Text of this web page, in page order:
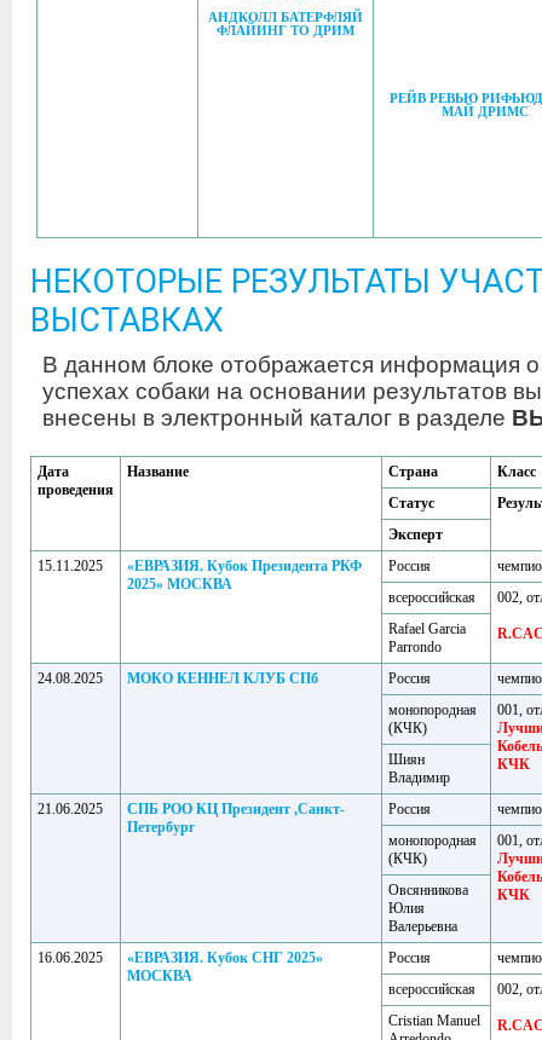
АНДКОЛЛ БАТЕРФЛЯЙ
ФЛАЙИНГ ТО ДРИМ
РЕЙВ РЕВЬЮ
МАЙ ДРИМС
НЕКОТОРЫЕ РЕЗУЛЬТАТЫ
ВЫСТАВКАХ
В данном блоке отображается информация
успехах собаки на основании результатов
внесены в электронный каталог в разделе
Дата
проведения
Название Страна
Класс
Статус
Эксперт
15.11.2025
«ЕВРАЗИЯ. Кубок Президента РКФ
2025» МОСКВА
Россия
всероссийская
002,
Rafael Garcia
Parrondo
24.08.2025
МОКО КЕННЕЛ КЛУБ СПб Россия
монопородная
(КЧК)
001,
КЧК
Шиян
Владимир
21.06.2025
СПБ РОО КЦ Президент ,Санкт-
Петербург
Россия
монопородная
(КЧК)
001,
Кобель
КЧК
Овсянникова
Юлия
Валерьевна
16.06.2025
«ЕВРАЗИЯ. Кубок СНГ 2025»
МОСКВА
Россия
всероссийская
002,
Cristian Manuel